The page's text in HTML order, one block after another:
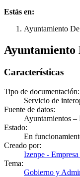
Estás en:
Ayuntamiento
Ayuntamiento
Características
Tipo de documentación:
Servicio de
Fuente de datos:
Ayuntamientos –
Estado:
En
Creado por:
Izenpe -
Tema:
Gobierno y